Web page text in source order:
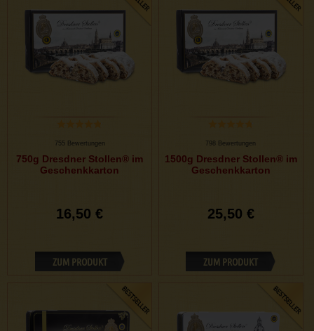
755 Bewertungen
750g Dresdner Stollen® im
Geschenkkarton
16,50 €
ZUM PRODUKT
798 Bewertungen
1500g Dresdner Stollen® im
Geschenkkarton
25,50 €
ZUM PRODUKT